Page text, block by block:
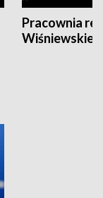
Pracownia